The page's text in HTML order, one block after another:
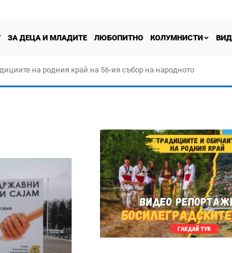
ЗА ДЕЦА И МЛАДИТЕ ЛЮБОПИТНО КОЛУМНИСТИ
на родния край на 56-ия събор на народното